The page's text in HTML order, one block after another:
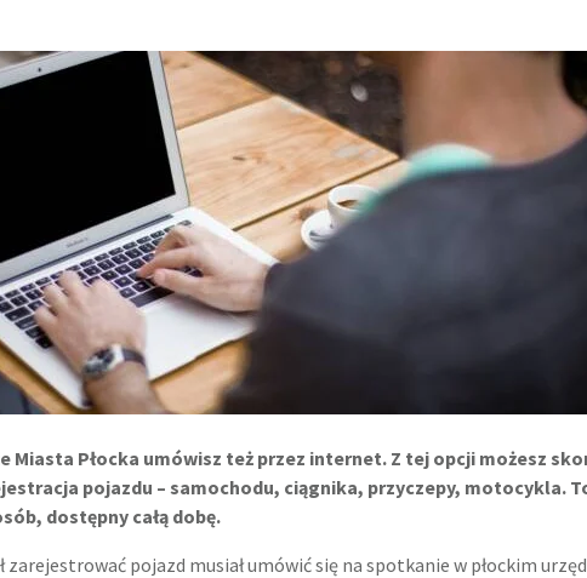
Miasta Płocka umówisz też przez internet. Z tej opcji możesz
pojazdu – samochodu, ciągnika, przyczepy, motocykla.
dostępny całą dobę.
zarejestrować pojazd musiał umówić się na spotkanie w płockim